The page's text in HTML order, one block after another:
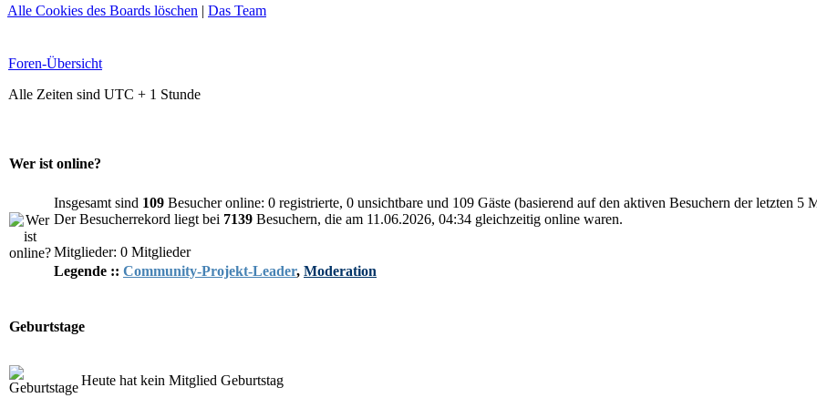
Alle Cookies des Boards löschen | Das Team
Foren-Übersicht
Alle Zeiten sind UTC + 1 Stunde
Wer ist online?
Insgesamt sind 109 Besucher online: 0 registrierte, 0 unsichtbare und 109 Gäste (basierend auf den aktiven Besuchern der letzten 5
Der Besucherrekord liegt bei 7139 Besuchern, die am 11.06.2026, 04:34 gleichzeitig online waren.
Mitglieder: 0 Mitglieder
Legende :: Community-Projekt-Leader, Moderation
Geburtstage
Heute hat kein Mitglied Geburtstag